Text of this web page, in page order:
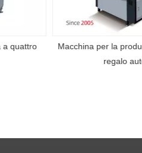
a quattro
Macchina per la
regalo